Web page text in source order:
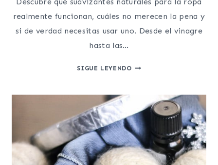
realmente funcionan, cuáles no merecen la pena y
si de verdad necesitas usar uno. Desde el vinagre
hasta las…
SIGUE LEYENDOSUAVIZANTE
ROPA:
QUÉ
FUNCIONA
(Y
QUÉ